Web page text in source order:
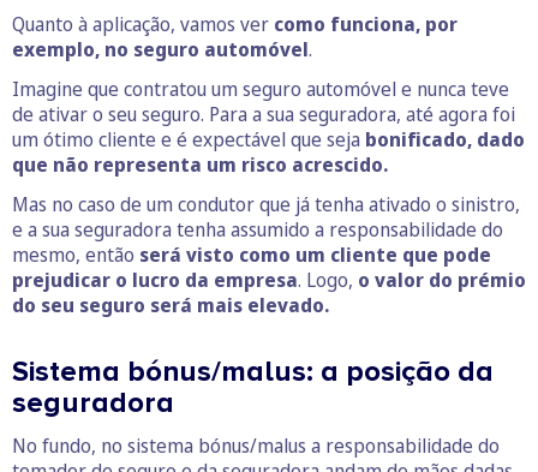
Quanto à aplicação, vamos ver como funciona, por
exemplo, no seguro automóvel.
Imagine que contratou um seguro automóvel e nunca teve
de ativar o seu seguro. Para a sua seguradora, até agora foi
um ótimo cliente e é expectável que seja bonificado, dado
que não representa um risco acrescido.
Mas no caso de um condutor que já tenha ativado o sinistro,
e a sua seguradora tenha assumido a responsabilidade do
mesmo, então será visto como um cliente que pode
prejudicar o lucro da empresa. Logo, o valor do prémio
do seu seguro será mais elevado.
Sistema bónus/malus: a posição da
seguradora
No fundo, no sistema bónus/malus a responsabilidade do